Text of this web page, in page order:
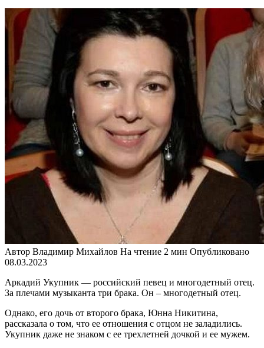
Автор Владимир Михайлов На чтение 2 мин Опубликовано
08.03.2023
Аркадий Укупник — российский певец и многодетный отец.
За плечами музыканта три брака. Он – многодетный отец.
Однако, его дочь от второго брака, Юнна Никитина,
рассказала о том, что ее отношения с отцом не заладились.
Укупник даже не знаком с ее трехлетней дочкой и ее мужем.